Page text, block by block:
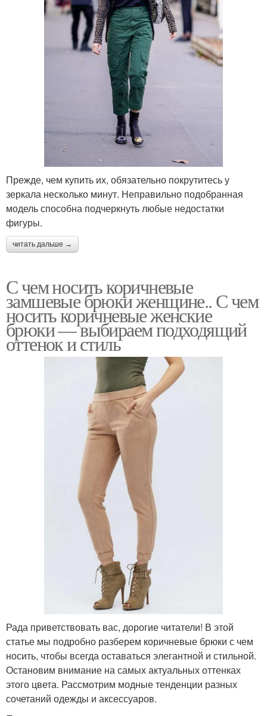
Прежде, чем купить их, обязательно покрутитесь у
зеркала несколько минут. Неправильно подобранная
модель способна подчеркнуть любые недостатки
фигуры.
читать дальше →
С чем носить коричневые
замшевые брюки женщине.. С чем
носить коричневые женские
брюки — выбираем подходящий
оттенок и стиль
Рада приветствовать вас, дорогие читатели! В этой
статье мы подробно разберем коричневые брюки с чем
носить, чтобы всегда оставаться элегантной и стильной.
Остановим внимание на самых актуальных оттенках
этого цвета. Рассмотрим модные тенденции разных
сочетаний одежды и аксессуаров.